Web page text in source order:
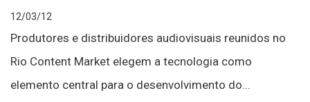
12/03/12
Produtores e distribuidores audiovisuais reunidos no
Rio Content Market elegem a tecnologia como
elemento central para o desenvolvimento do...